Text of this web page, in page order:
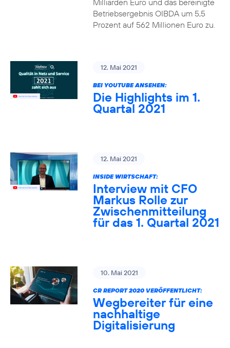
Milliarden Euro und das bereinigte
Betriebsergebnis OIBDA um 5,5
Prozent auf 562 Millionen Euro zu.
12. Mai 2021
BEI YOUTUBE ANSEHEN:
Die Highlights im 1.
Quartal 2021
12. Mai 2021
INSIDE WIRTSCHAFT:
Interview mit CFO
Markus Rolle zur
Zwischenmitteilung
für das 1. Quartal 2021
10. Mai 2021
CR REPORT 2020 VERÖFFENTLICHT:
Wegbereiter für eine
nachhaltige
Digitalisierung